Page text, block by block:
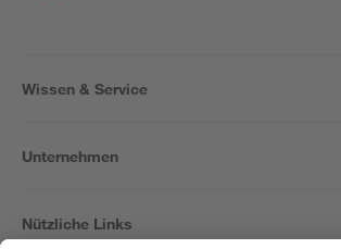
Wissen & Service
Unternehmen
Nützliche Links